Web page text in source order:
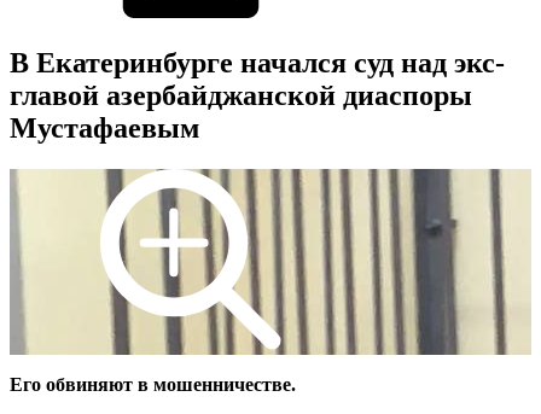
В Екатеринбурге начался суд над экс-
главой азербайджанской диаспоры
Мустафаевым
Его обвиняют в мошенничестве.